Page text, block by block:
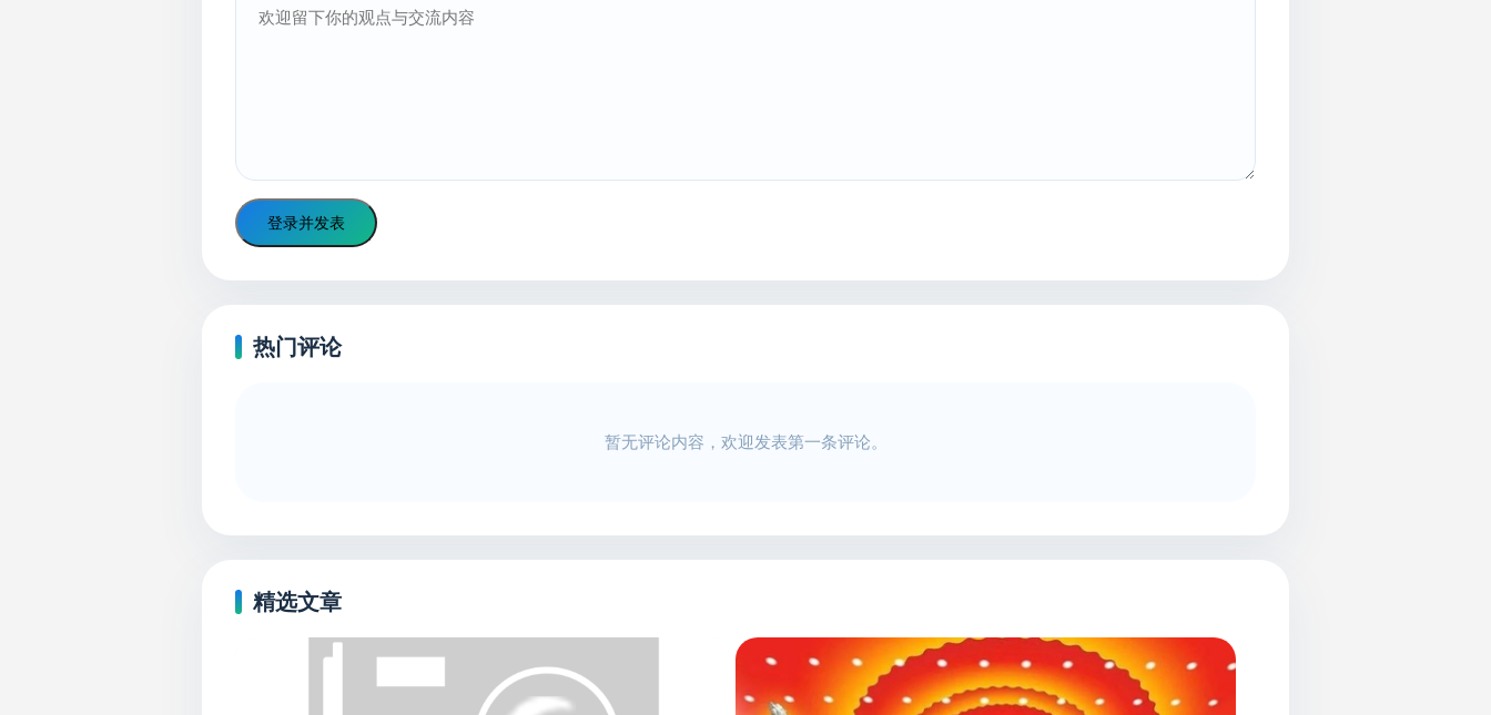
登录并发表
热门评论
暂无评论内容，欢迎发表第一条评论。
精选文章